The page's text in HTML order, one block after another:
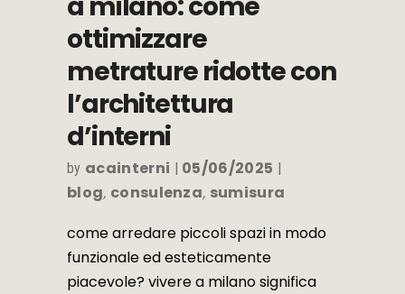
ottimizzare
metrature ridotte con
l’architettura
d’interni
by acainterni
05/06/2025
blog, consulenza, sumisura
come arredare piccoli spazi in modo
funzionale ed esteticamente
piacevole? vivere a milano significa